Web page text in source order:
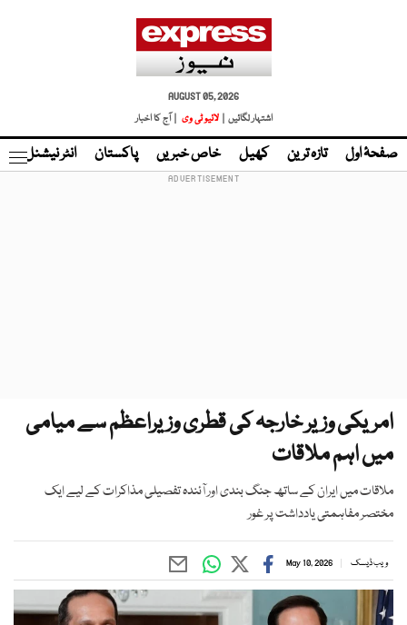
AUGUST 05, 2026
اشتہار لگائیں |
لائیو ٹی وی | آج کا اخبار
صفحۂ اول تازہ ترین کھیل خاص خبریں پاکستان انٹر نیشنل
امریکی وزیر خارجہ کی قطری وزیراعظم سے میامی
میں اہم ملاقات
ملاقات میں ایران کے ساتھ جنگ بندی اور آئندہ تفصیلی مذاکرات کے لیے ایک
مختصر مفاہمتی یادداشت پر غور
ویب ڈیسک May 10, 2026